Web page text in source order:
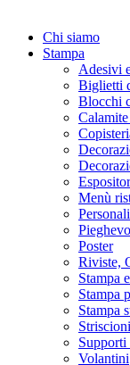
Chi siamo
Stampa
Adesivi
Biglietti
Blocchi
Menù
Poster
Riviste,
Stampa
Stampa
Stampa
Volantini